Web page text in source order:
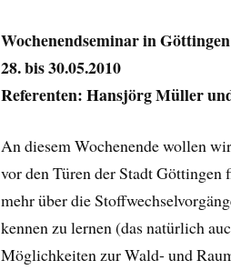
Wochenendseminar in Göttingen
28. bis 30.05.2010
Referenten: Hansjörg Müller
An diesem Wochenende wollen
vor den Türen der Stadt Göttingen
mehr über die
kennen zu lernen (das natürlich
Möglichkeiten zur Wald- und